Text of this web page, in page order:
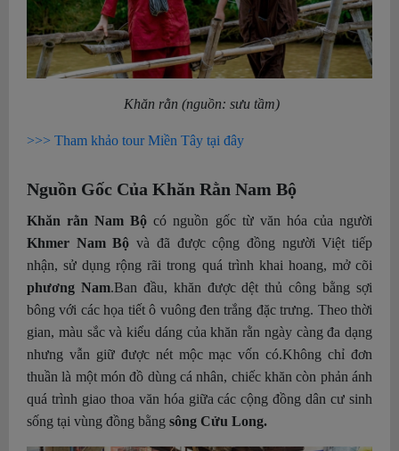
Khăn rằn (nguồn: sưu tầm)
>>> Tham khảo tour Miền Tây tại đây
Nguồn Gốc Của Khăn Rằn Nam Bộ
Khăn rằn Nam Bộ có nguồn gốc từ văn hóa của người
Khmer Nam Bộvà đã được cộng đồng người Việt tiếp
nhận, sử dụng rộng rãi trong quá trình khai hoang, mở cõi
phương Nam.Ban đầu, khăn được dệt thủ công bằng sợi
bông với các họa tiết ô vuông đen trắng đặc trưng. Theo thời
gian, màu sắc và kiểu dáng của khăn rằn ngày càng đa dạng
nhưng vẫn giữ được nét mộc mạc vốn có.Không chỉ đơn
thuần là một món đồ dùng cá nhân, chiếc khăn còn phản ánh
quá trình giao thoa văn hóa giữa các cộng đồng dân cư sinh
sống tại vùng đồng bằng sông Cửu Long.